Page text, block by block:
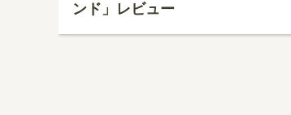
ンド」レビュー